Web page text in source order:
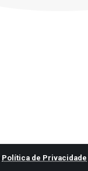
Política de Privacidade